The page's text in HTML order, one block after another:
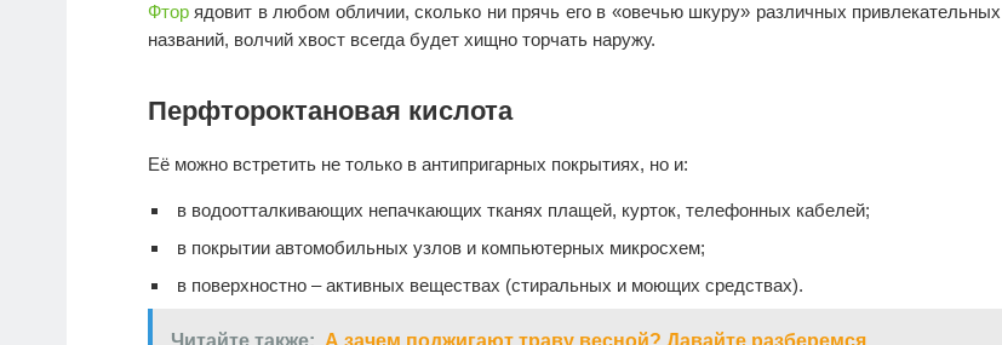
Фтор ядовит в любом обличии, сколько ни прячь его в «овечью шкуру» различных привлекательных
названий, волчий хвост всегда будет хищно торчать наружу.
Перфтороктановая кислота
Её можно встретить не только в антипригарных покрытиях, но и:
в водоотталкивающих непачкающих тканях плащей, курток, телефонных кабелей;
в покрытии автомобильных узлов и компьютерных микросхем;
в поверхностно – активных веществах (стиральных и моющих средствах).